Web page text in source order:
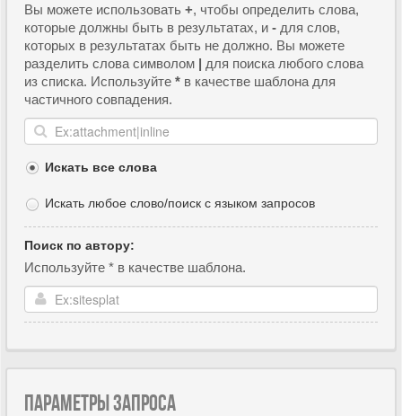
Вы можете использовать +, чтобы определить слова,
которые должны быть в результатах, и - для слов,
которых в результатах быть не должно. Вы можете
разделить слова символом | для поиска любого слова
из списка. Используйте * в качестве шаблона для
частичного совпадения.
Искать все слова
Искать любое слово/поиск с языком запросов
Поиск по автору:
Используйте * в качестве шаблона.
ПАРАМЕТРЫ ЗАПРОСА